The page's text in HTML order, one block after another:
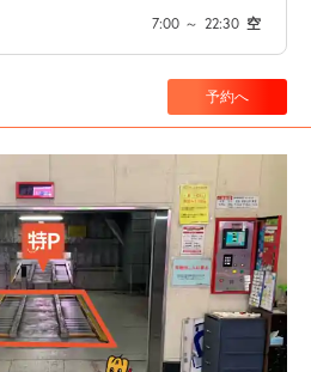
7:00 ～ 22:30 空
予約へ